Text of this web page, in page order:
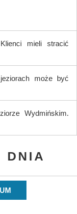
mieli stracić
może być
Wydmińskim.
DNIA